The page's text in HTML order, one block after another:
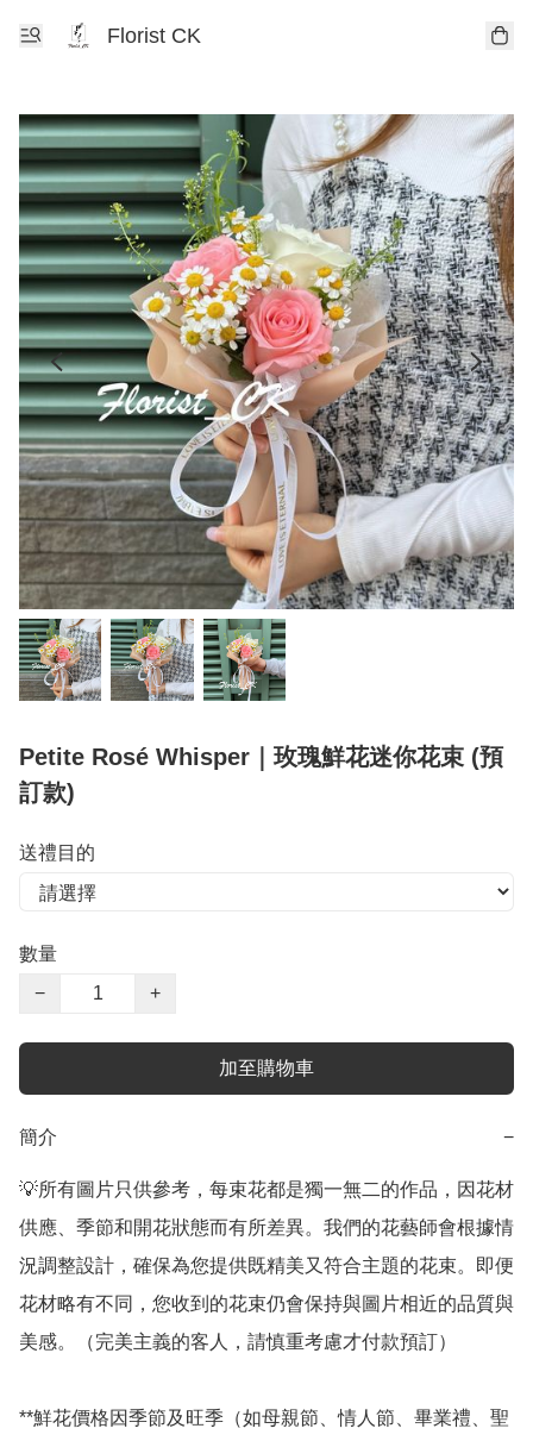
Florist CK
Petite Rosé Whisper｜玫瑰鮮花迷你花束 (預
訂款)
送禮目的
數量
−
+
加至購物車
簡介 −
💡所有圖片只供參考，每束花都是獨一無二的作品，因花材
供應、季節和開花狀態而有所差異。我們的花藝師會根據情
況調整設計，確保為您提供既精美又符合主題的花束。即便
花材略有不同，您收到的花束仍會保持與圖片相近的品質與
美感。（完美主義的客人，請慎重考慮才付款預訂）
**鮮花價格因季節及旺季（如母親節、情人節、畢業禮、聖